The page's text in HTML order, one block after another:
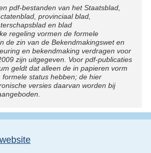
l
k
:
pdf-bestanden van het Staatsblad,
provinciaal blad,
en blad
regeling vormen de formele
de zin van de Bekendmakingswet en
en bekendmaking verdragen voor
zijn uitgegeven. Voor pdf-publicaties
geldt dat alleen de in papieren vorm
status hebben; de hier
versies daarvan worden bij